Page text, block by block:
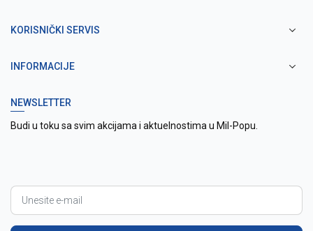
KORISNIČKI SERVIS
INFORMACIJE
NEWSLETTER
Budi u toku sa svim akcijama i aktuelnostima u Mil-Popu.